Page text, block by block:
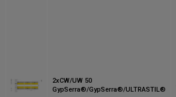
2xCW/UW 50
GypSerra®/GypSerra®/ULTRASTIL®